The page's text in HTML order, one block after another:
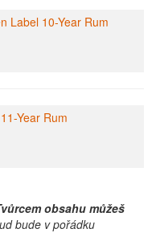
Label 10-Year Rum
Year Rum
obsahu můžeš
bude v pořádku